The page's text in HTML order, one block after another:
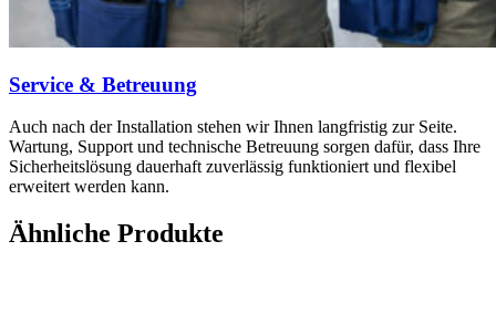
Service & Betreuung
Auch nach der Installation stehen wir Ihnen langfristig zur Seite.
Wartung, Support und technische Betreuung sorgen dafür, dass Ihre
Sicherheitslösung dauerhaft zuverlässig funktioniert und flexibel
erweitert werden kann.
Ähnliche Produkte